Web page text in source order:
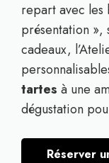
repart avec les
présentation »,
cadeaux,
tartes à une
dégustation
Réserver